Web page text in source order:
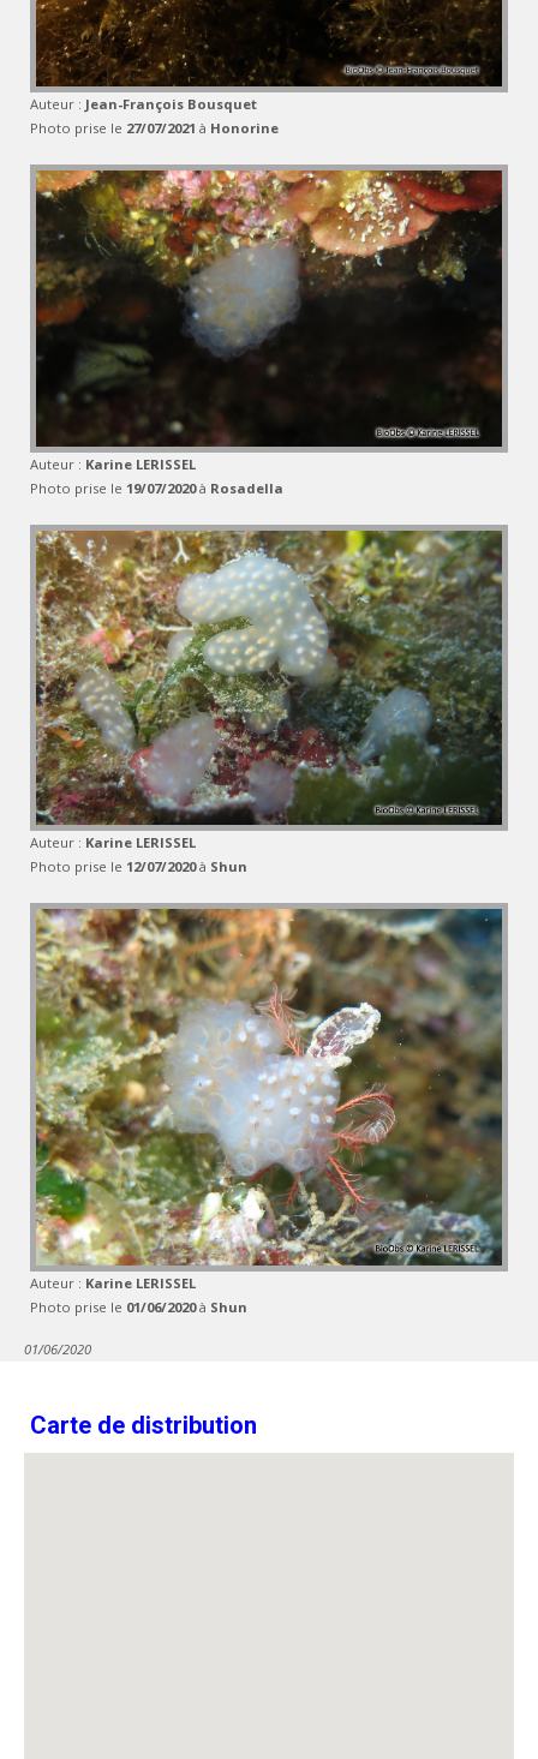
Auteur : Jean-François Bousquet
Photo prise le 27/07/2021 à Honorine
Auteur : Karine LERISSEL
Photo prise le 19/07/2020à Rosadella
Auteur : Karine LERISSEL
Photo prise le 12/07/2020à Shun
Auteur : Karine LERISSEL
Photo prise le 01/06/2020à Shun
01/06/2020
Carte de distribution